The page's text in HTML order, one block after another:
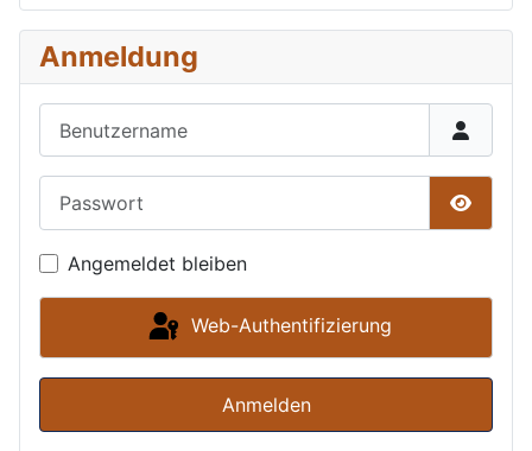
Anmeldung
Angemeldet bleiben
Web-Authentifizierung
Anmelden